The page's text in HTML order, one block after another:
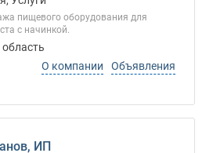
пищевого оборудования для
с начинкой.
О компании
Объявления
ИП